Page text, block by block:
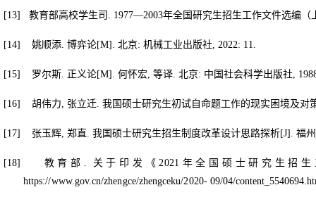
[13] 教育部高校学生司 . 1977—2003年全国研究生招生工作文件选编（
[14] 姚顺添 博弈论[M]. 北京: 机械工业出版社 , 2022: 11.
[15] 罗尔斯 正义论[M]. 何怀宏 等译 北京: 中国社会科学出版社 ,
[16] 胡伟力 张立迁 我国硕士研究生初试自命题工作的现实困境及对
[17] 张玉辉 郑直 我国硕士研究生招生制度改革设计思路探析[J]. 福
[18] 教育部 关于印发《 2021 年全国硕士研究生招
https://www.gov.cn/zhengce/zhengceku/2020- 09/04/